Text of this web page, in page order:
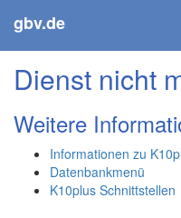
gbv.de
Dienst nicht
Weitere
Informationen zu
Datenbankmenü
K10plus Schnittstellen